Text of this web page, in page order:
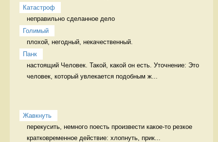
Катастроф
неправильно сделанное дело
Голимый
плохой, негодный, некачественный.
Панк
настоящий Человек. Такой, какой он есть. Уточнение: Это
человек, который увлекается подобным ж...
Жавкнуть
перекусить, немного поесть произвести какое-то резкое
кратковременное действие: хлопнуть, прик...